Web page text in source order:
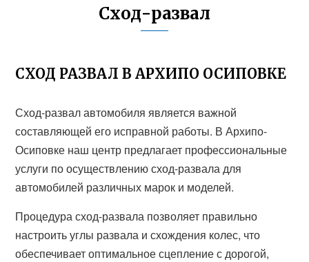
Сход-развал
СХОД РАЗВАЛ В АРХИПО ОСИПОВКЕ
Сход-развал автомобиля является важной
составляющей его исправной работы. В Архипо-
Осиповке наш центр предлагает профессиональные
услуги по осуществлению сход-развала для
автомобилей различных марок и моделей.
Процедура сход-развала позволяет правильно
настроить углы развала и схождения колес, что
обеспечивает оптимальное сцепление с дорогой,